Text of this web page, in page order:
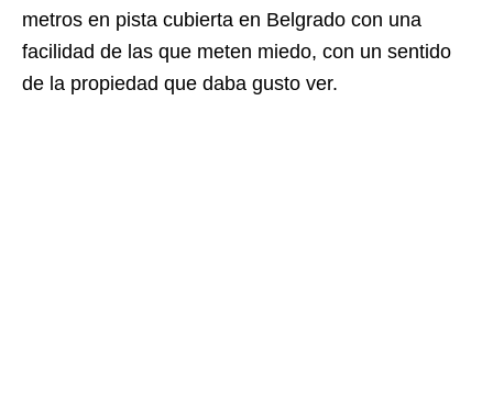
metros en pista cubierta en Belgrado con una
facilidad de las que meten miedo, con un sentido
de la propiedad que daba gusto ver.